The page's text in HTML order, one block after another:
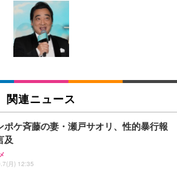
オフィスチェア 椅子 テレワーク 疲れな
上げ式アームレスト コンパクト 約105度ロッ
pc 事務椅子 360度回転 座面昇降 強化ナイロ
ベース 通気性メッシュ 在宅ワーク H-WY01
枠+黒足)
B100 オフィスチェア／デスクチェア メッシ
ア 人間工学 疲れない ブラック
オフィスチェア デスクチェア 疲れない テレ
ェア 強化バックレスト 30度ロッキング機
工学 椅子 腰サポート 90度跳ね上げ式アーム
ジネス向けプレミアムモニター | FlexScan
WT | 31.5型4K UHD・USB Type-C・ホワ
ジネス向けプレミアムモニター | FlexScan
】27"ゲーミングモニター DualSense 充電
き（CFI-ZDM1J）
ベーシック ペットシーツ 薄型 レギュラー 1
捨て 無香料 ホワイト 300枚
ベーシック ペットシーツ 厚型 ワイド 42枚
枚) ホワイト(吸収面:ライトブルー)
ーライフ ネオ・オムツ L 中型犬用 26枚入
関連ニュース
ポケ斉藤の妻・瀬戸サオリ、性的暴行報
及
月) 12:35